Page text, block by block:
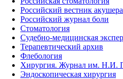
Российский вестник
Российский журнал боли
Стоматология
Судебно-медицинская
Терапевтический архив
Флебология
Хирургия. Журнал им. Н.И.
Эндоскопическая хирургия